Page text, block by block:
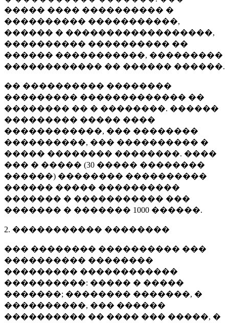
����� ���� ���������� �
���������� �����������,
������ � ������������������,
���������� ���������� ��
������ �����������, ���������
������������ �� ������ ������.
�� ���������� ��������
��������� ������������� ��
�������� �� � ��������. ������
��������� ����� ����
������������, ��� ��������
����������, ��� ���������� �
����� �������� ��������. ����
��� � ����� (30 ����� ��������
������) �������� ����������
������ ����� ����������
������� � ����������� ���
������� � ������� 1000 ������.
2. ����������� ��������
��� �������� ���������� ���
���������� ��������
��������� ������������
����������: ����� � �����
�������; �������� �������, �
����������, ��� ������
���������� �� ���� ��� �����, �